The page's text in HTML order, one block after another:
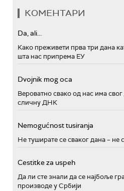
КОМЕНТАРИ
Da, ali...
Како преживети прва три дана
шта нас припрема ЕУ
Dvojnik mog oca
Вероватно свако од нас има свог
сличну ДНК
Nemogućnost tusiranja
Не туширате се сваког дана – не
Cestitke za uspeh
Да ли сте знали да се најбоље
производе у Србији